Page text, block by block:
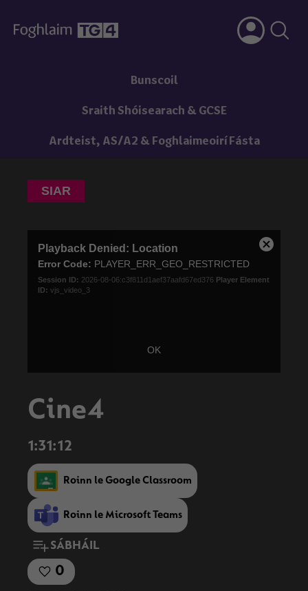
Bunscoil
Sraith Shóisearach & GCSE
Ardteist, AS/A2 & Foghlaimeoirí Fásta
SIAR
modal
window.
Playback Denied: Location
Error Code: PLAYER_ERR_GEO_RESTRICTED
Session ID: 2026-08-06:c3f811d1aef37aafd67ed376 Player Element
ID: vjs_video_3
OK
Close
Dialog
Cine4
1:31:12
Roinn le Google Classroom
Roinn le Microsoft Teams
SÁBHÁIL
0